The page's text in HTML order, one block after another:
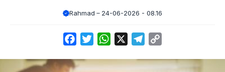
Rahmad 24-06-2026 - 08.16
FacebookTwitterWhatsApp Telegram